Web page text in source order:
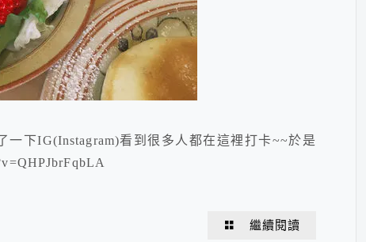
下IG(Instagram)看到很多人都在這裡打卡~~於是
繼續閱讀